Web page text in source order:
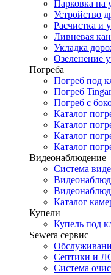
Парковка на
Устройство
Расчистка и
Ливневая
Укладка
Озеленение
Погреба
Погреб под
Погреб
Погреб с
Каталог
Каталог
Каталог
Каталог
Видеонаблюдение
Система
Каталог
Купели
Купель под
Sewera сервис
Септики и
Система